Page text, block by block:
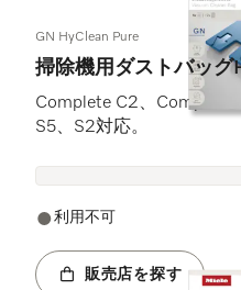
GN HyClean Pure
掃除機用ダストバッグ
Complete C2、Complete
S5、S2対応。
利用不可
販売店を探す